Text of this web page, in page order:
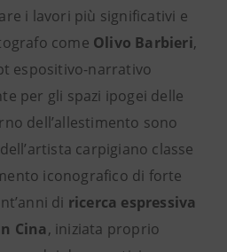
i lavori più significativi e
come Olivo Barbieri,
espositivo-narrativo
per gli spazi ipogei delle
dell’allestimento sono
carpigiano classe
iconografico di forte
di ricerca espressiva
Cina, iniziata proprio